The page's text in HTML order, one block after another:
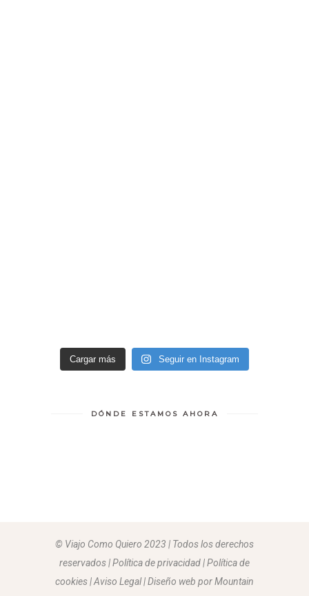
Cargar más Seguir en Instagram
DÓNDE ESTAMOS AHORA
© Viajo Como Quiero 2023 | Todos los derechos
reservados | Política de privacidad | Política de
cookies | Aviso Legal |Diseño web por Mountain